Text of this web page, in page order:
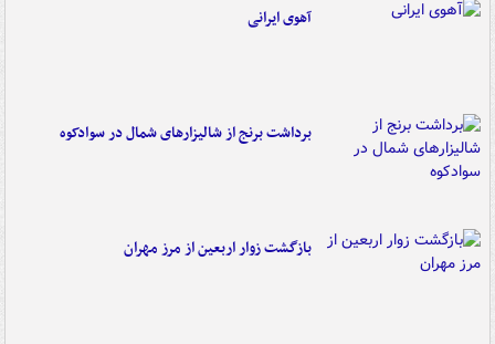
آهوی ایرانی
برداشت برنج از شالیزارهای شمال در سوادکوه
بازگشت زوار اربعین از مرز مهران